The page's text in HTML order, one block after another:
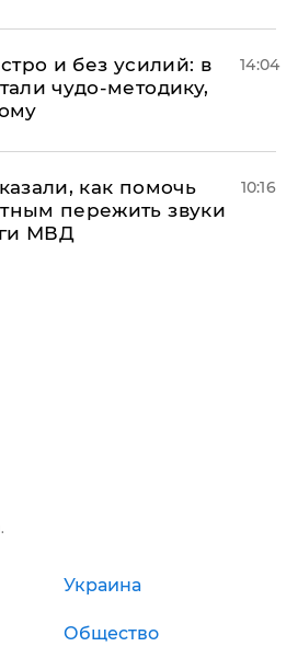
и без усилий: в
чудо-методику,
14:04
как помочь
пережить звуки
МВД
10:16
Украина
Общество